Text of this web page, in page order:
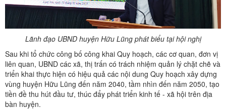
Lãnh đạo UBND huyện Hữu Lũng phát biểu tại hội nghị
Sau khi tổ chức công bố công khai Quy hoạch, các cơ quan, đơn vị
liên quan, UBND các xã, thị trấn có trách nhiệm quản lý chặt chẽ và
triển khai thực hiện có hiệu quả các nội dung Quy hoạch xây dựng
vùng huyện Hữu Lũng đến năm 2040, tầm nhìn đến năm 2050, tạo
tiền đề thu hút đầu tư, thúc đẩy phát triển kinh tế - xã hội trên địa
bàn huyện.